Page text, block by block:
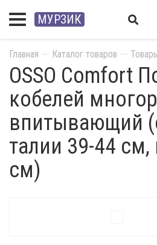
МУРЗИК
Главная Каталог товаров
OSSO Comfort
кобелей
впитывающий
талии 39-44
см)